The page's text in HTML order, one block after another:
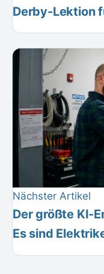
Derby-Lektion
Nächster Artikel
Der größte KI-
Es sind